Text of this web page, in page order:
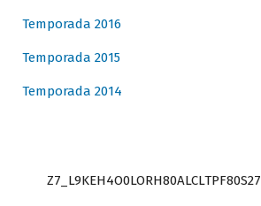
Temporada 2016
Temporada 2015
Temporada 2014
Z7_L9KEH4O0LORH80ALCLTPF80S27